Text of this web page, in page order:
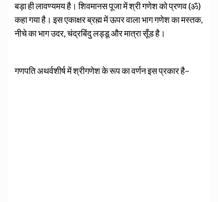
बड़ा ही लावण्यमय है। शिवमानस पूजा में श्री गणेश को प्रणव (ॐ)
कहा गया है। इस एकाक्षर ब्रह्म में ऊपर वाला भाग गणेश का मस्तक,
नीचे का भाग उदर, चंद्रबिंदु लड्डू और मात्रा सूँड है।
गणपति अथर्वशीर्ष में श्रीगणेश के रूप का वर्णन इस प्रकार है–